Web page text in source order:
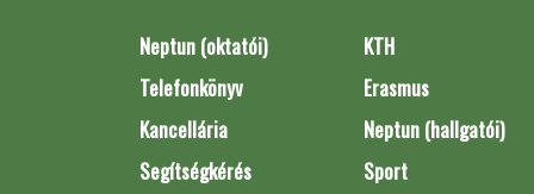
Neptun (oktatói)
Telefonkönyv
Kancellária
Segítségkérés
KTH
Erasmus
Neptun (hallgatói)
Sport